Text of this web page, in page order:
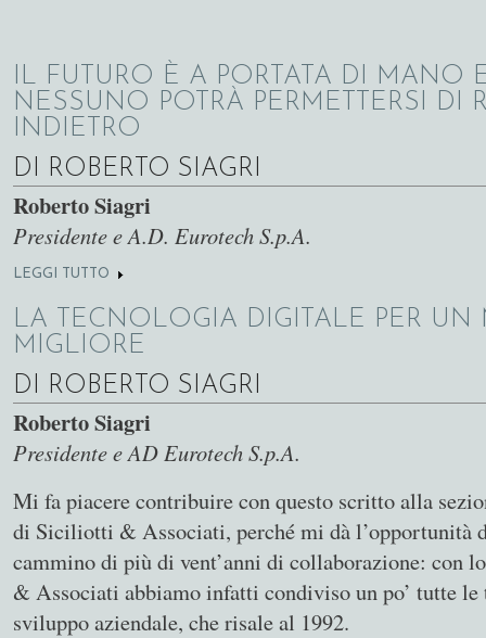
IL FUTURO È A PORTATA DI MANO
NESSUNO POTRÀ PERMETTERSI DI
INDIETRO
DI ROBERTO SIAGRI
Roberto Siagri
Presidente e A.D. Eurotech S.p.A.
LEGGI TUTTO SU IL FUTURO È A PORTATA DI MANO E NESSUNO
LA TECNOLOGIA DIGITALE PER
MIGLIORE
DI ROBERTO SIAGRI
Roberto Siagri
Presidente e AD Eurotech S.p.A.
Mi fa piacere contribuire con questo scritto alla
di Siciliotti & Associati, perché mi dà l’opportunità
cammino di più di vent’anni di collaborazione: con
& Associati abbiamo infatti condiviso un po’ tutte le
sviluppo aziendale, che risale al 1992.